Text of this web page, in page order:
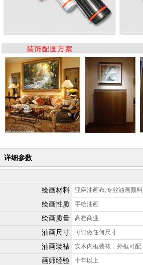
详细参数
绘画材料 亚麻油画布,专业油画颜料
绘画性质 手绘油画
绘画质量 高档商业
油画尺寸 可订做任何尺寸
油画装裱 实木内框装裱，外框可配
画师经验 十年以上